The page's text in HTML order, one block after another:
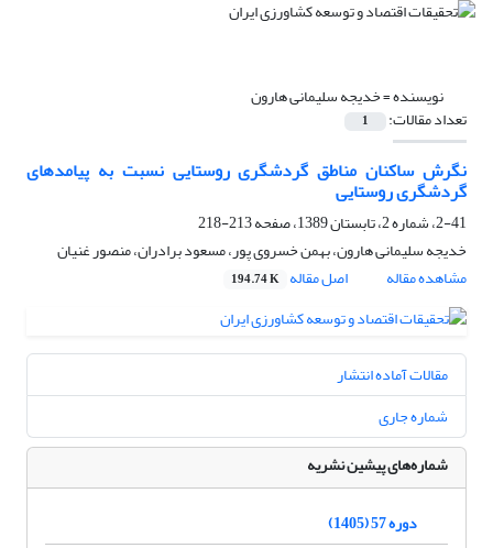
نویسنده =خدیجه سلیمانی هارون
تعداد مقالات: 1
نگرش ساکنان مناطق گردشگری روستایی نسبت به پیامدهای
گردشگری روستایی
2-41، شماره 2، تابستان 1389، صفحه
213-218
خدیجه سلیمانی هارون، بهمن خسروی پور، مسعود برادران، منصور غنیان
مشاهده مقاله
اصل مقاله 194.74 K
مقالات آماده انتشار
شماره جاری
شماره‌های پیشین نشریه
دوره 57 (1405)